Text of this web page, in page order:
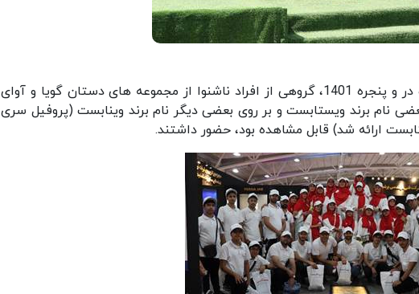
به گزارش خبرنگار ما، در چهاردهمین نمایشگاه در و پنجره 1401، گروهی از افراد ناشنوا از مجموعه های دستان گویا و آوای
نام برند ویستابست و بر روی بعضی دیگر نام برند وینابست (پروفیل سری